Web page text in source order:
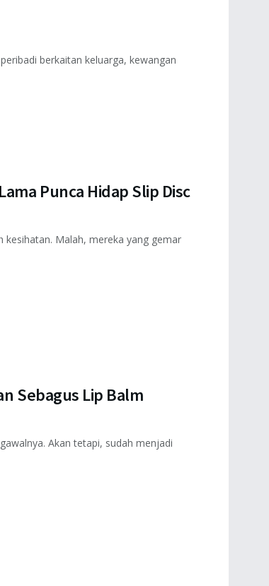
berkaitan keluarga, kewangan
Punca Hidap Slip Disc
kesihatan. Malah, mereka yang gemar
Sebagus Lip Balm
Akan tetapi, sudah menjadi